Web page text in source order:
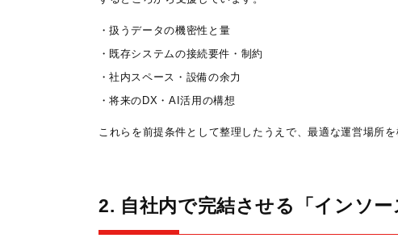
扱うデータの機密性と量
既存システムの接続要件・制約
社内スペース・設備の余力
将来のDX・AI活用の構想
これらを前提条件として整理したうえで、最適な運営場所
2. 自社内で完結させる「インソ